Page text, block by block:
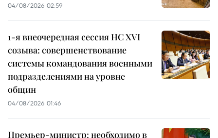
04/08/2026 02:59
1-я внеочередная сессия НС XVI
созыва: совершенствование
системы командования военными
подразделениями на уровне
общин
04/08/2026 01:46
Премьер-министр: необходимо в